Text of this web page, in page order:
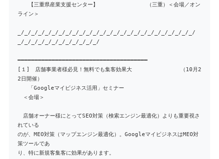
【三重県産業支援センター】 （三重）＜会場／オン
ライン＞
_/_/_/_/_/_/_/_/_/_/_/_/_/_/_/_/_/_/_/_/_/_/_/_/_/_/
_/_/_/_/_/_/_/_/_/_/_/_/
━━━━━━━━━━━━━━━━━━━━━━━━━━━━━━━━━━━━━━
[１] 店舗事業者様必見！無料でも集客効果大 （10月2
2日開催）
「Googleマイビジネス活用」セミナー
＜会場＞
店舗オーナー様にとってSEO対策（検索エンジン最適化）よりも重要視さ
れている
のが、MEO対策（マップエンジン最適化）。GoogleマイビジネスはMEO対
策ツールであ
り、特に新規客集客に効果があります。